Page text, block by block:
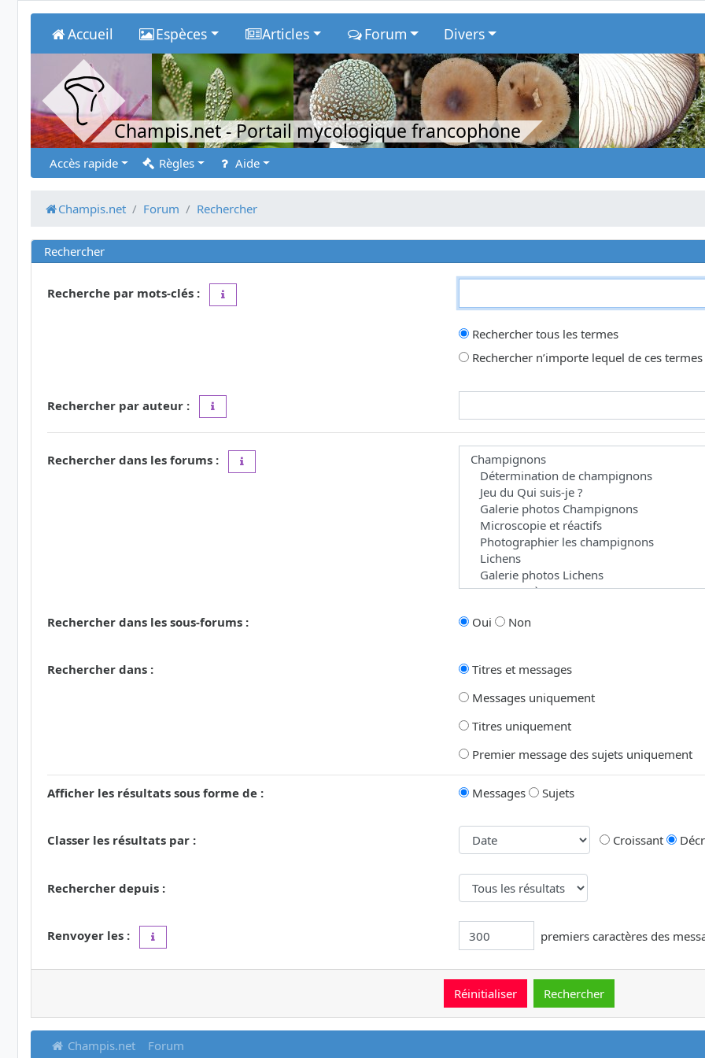
Accueil Espèces Articles Forum Divers
Champis.net- Portail mycologique francophone
Accès rapide Règles Aide
Champis.net Forum Rechercher
Rechercher
Recherche par mots-clés :
Rechercher tous les termes
Rechercher n’importe lequel de ces termes
Rechercher par auteur :
Rechercher dans les forums : Choisissez le forum ou les forums dans le(s)quel(s) vous souhaitez effectuer une recherche.
Rechercher dans les sous-forums : Oui Non
Rechercher dans :
Titres et messages
Messages uniquement
Titres uniquement
Premier message des sujets uniquement
Afficher les résultats sous forme de : Messages Sujets
Classer les résultats par : Croissant
Rechercher depuis :
Renvoyer les : premiers caractères des
Champis.net Forum